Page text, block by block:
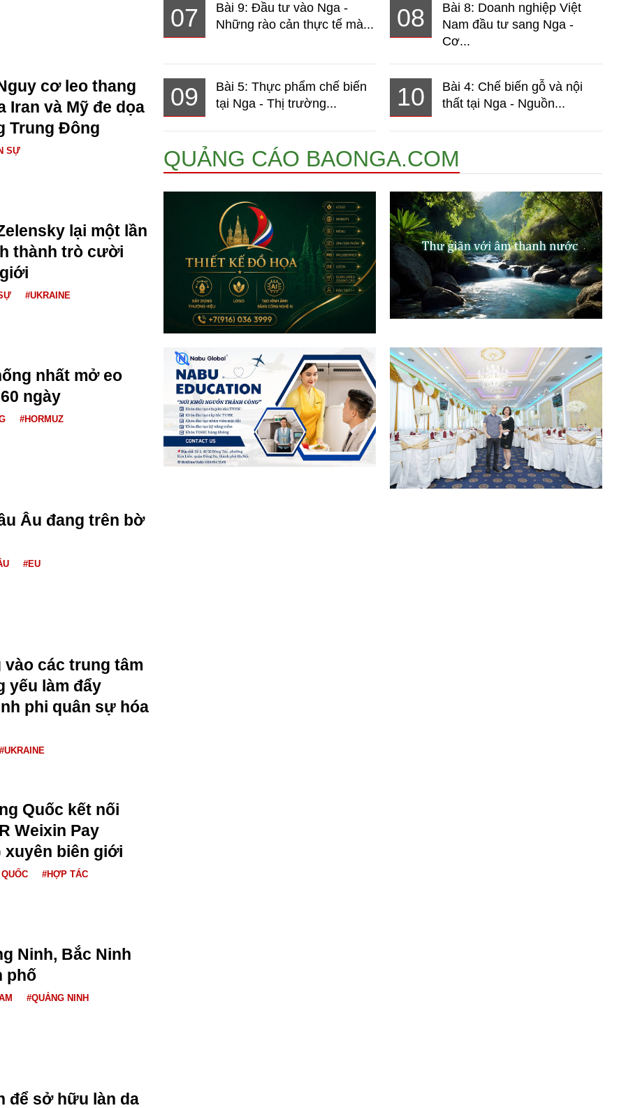
cơ leo thang
Iran và Mỹ đe dọa
Trung Đông
SỰ
lại một lần
thành trò cười
#UKRAINE
nhất mở eo
ngày
#HORMUZ
Âu đang trên bờ
#EU
vào các trung tâm
yếu làm đẩy
phi quân sự hóa
#UKRAINE
Quốc kết nối
Weixin Pay
xuyên biên giới
#HỢP TÁC
Ninh, Bắc Ninh
phố
#QUẢNG NINH
để sở hữu làn da
07
Bài 9: Đầu tư vào Nga -
Những rào cản thực tế mà...
08
Bài 8: Doanh nghiệp Việt
Nam đầu tư sang Nga -
Cơ...
09
Bài 5: Thực phẩm chế biến
tại Nga - Thị trường...
10
Bài 4: Chế biến gỗ và nội
thất tại Nga - Nguồn...
QUẢNG CÁO BAONGA.COM